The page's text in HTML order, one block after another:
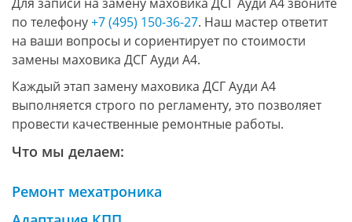
по телефону+7 (495) 150-36-27. Наш мастер ответит
на ваши вопросы и сориентирует по стоимости
замены маховика ДСГ Ауди А4.
Каждый этап замену маховика ДСГ Ауди А4
выполняется строго по регламенту, это позволяет
провести качественные ремонтные работы.
Что мы делаем:
Ремонт мехатроника